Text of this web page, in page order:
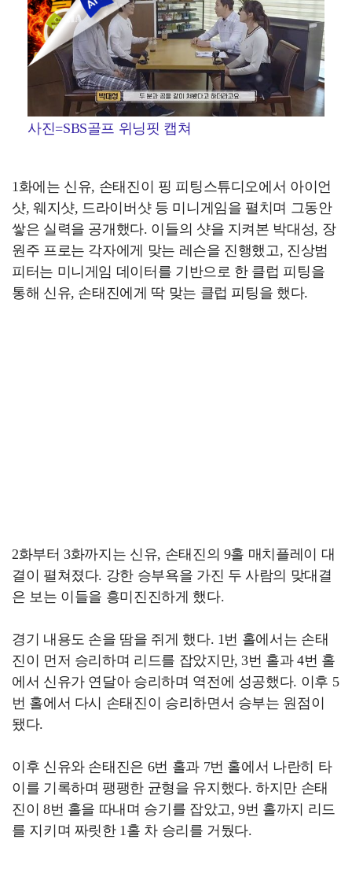
사진=SBS골프 위닝핏 캡쳐
1화에는 신유, 손태진이 핑 피팅스튜디오에서 아이언
샷, 웨지샷, 드라이버샷 등 미니게임을 펼치며 그동안
쌓은 실력을 공개했다. 이들의 샷을 지켜본 박대성, 장
원주 프로는 각자에게 맞는 레슨을 진행했고, 진상범
피터는 미니게임 데이터를 기반으로 한 클럽 피팅을
통해 신유, 손태진에게 딱 맞는 클럽 피팅을 했다.
2화부터 3화까지는 신유, 손태진의 9홀 매치플레이 대
결이 펼쳐졌다. 강한 승부욕을 가진 두 사람의 맞대결
은 보는 이들을 흥미진진하게 했다.
경기 내용도 손을 땀을 쥐게 했다. 1번 홀에서는 손태
진이 먼저 승리하며 리드를 잡았지만, 3번 홀과 4번 홀
에서 신유가 연달아 승리하며 역전에 성공했다. 이후 5
번 홀에서 다시 손태진이 승리하면서 승부는 원점이
됐다.
이후 신유와 손태진은 6번 홀과 7번 홀에서 나란히 타
이를 기록하며 팽팽한 균형을 유지했다. 하지만 손태
진이 8번 홀을 따내며 승기를 잡았고, 9번 홀까지 리드
를 지키며 짜릿한 1홀 차 승리를 거뒀다.